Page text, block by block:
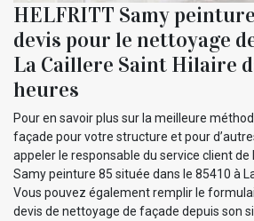
HELFRITT Samy
devis pour le nettoyage
La Caillere Saint Hilaire
heures
Pour en savoir plus sur la meilleure
façade pour votre structure et pour
appeler le responsable du service client de
Samy peinture 85 située dans le 85410 à
Vous pouvez également remplir le
devis de nettoyage de façade depuis son